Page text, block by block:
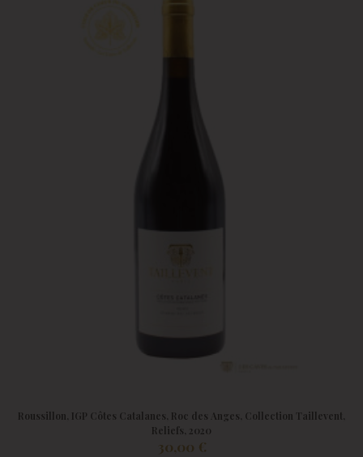
Roussillon, IGP Côtes Catalanes, Roc des Anges, Collection Taillevent,
Reliefs, 2020
30,00 €